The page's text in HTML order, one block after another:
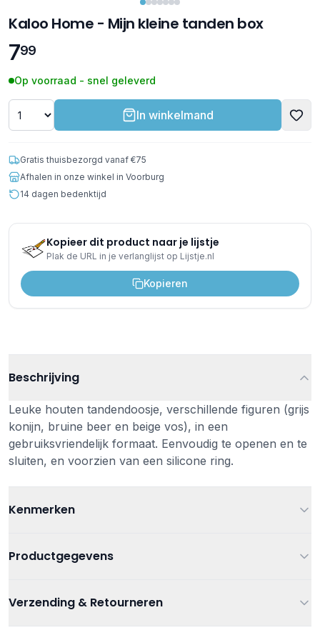
Kaloo Home - Mijn kleine tanden box
799
Op voorraad - snel geleverd
In winkelmand
Gratis thuisbezorgd vanaf €75
Afhalen in onze winkel in Voorburg
14 dagen bedenktijd
Kopieer dit product naar je lijstje
Plak de URL in je verlanglijst op Lijstje.nl
Kopieren
Beschrijving
Leuke houten tandendoosje, verschillende figuren (grijs
konijn, bruine beer en beige vos), in een
gebruiksvriendelijk formaat. Eenvoudig te openen en te
sluiten, en voorzien van een silicone ring.
Kenmerken
Productgegevens
Artikelnummer
Decoratie,Houten speelgoed,
Verzending & Retourneren